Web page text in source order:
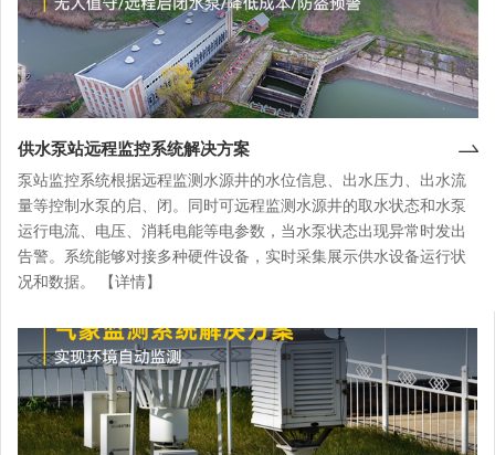
供水泵站远程监控系统解决方案
泵站监控系统根据远程监测水源井的水位信息、出水压力、出水流
量等控制水泵的启、闭。同时可远程监测水源井的取水状态和水泵
运行电流、电压、消耗电能等电参数，当水泵状态出现异常时发出
告警。系统能够对接多种硬件设备，实时采集展示供水设备运行状
况和数据。 【详情】